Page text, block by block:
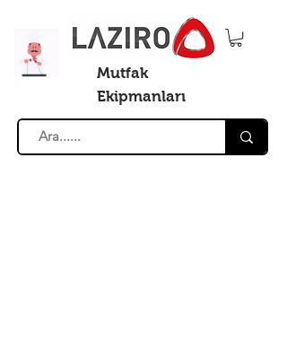
Mutfak
Ekipmanları